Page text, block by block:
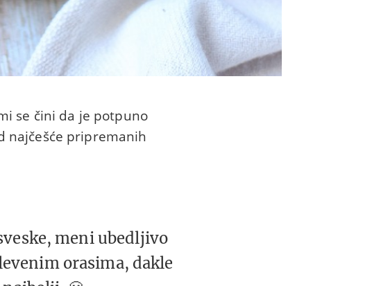
se čini da je potpuno
najčešće pripremanih
meni ubedljivo
orasima, dakle